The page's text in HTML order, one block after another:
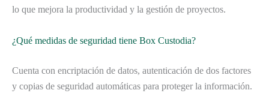
lo que mejora la productividad y la gestión de proyectos.
¿Qué medidas de seguridad tiene Box Custodia?
Cuenta con encriptación de datos, autenticación de dos factores
y copias de seguridad automáticas para proteger la información.